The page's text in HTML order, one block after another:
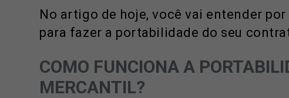
No artigo de hoje, você vai entender
para fazer a portabilidade do seu
COMO FUNCIONA A
MERCANTIL?